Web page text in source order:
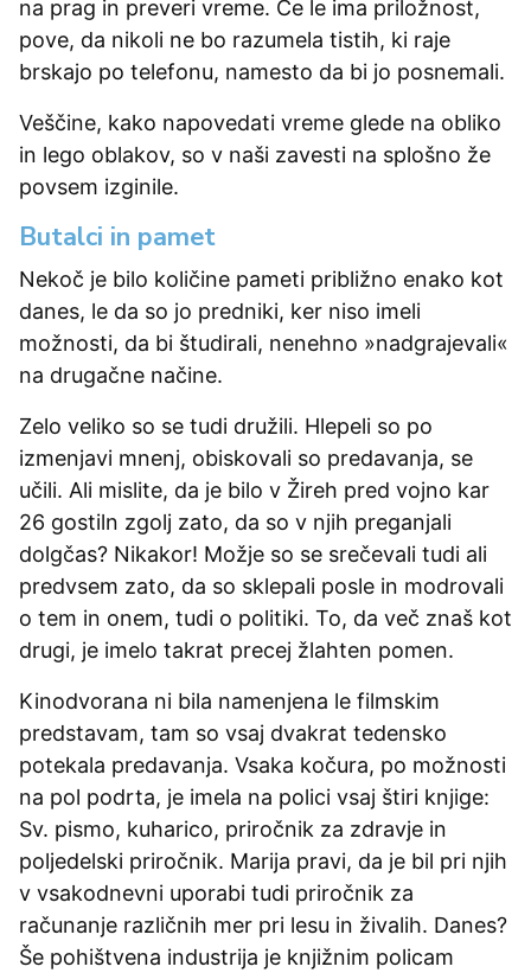
na prag in preveri vreme. Če le ima priložnost,
pove, da nikoli ne bo razumela tistih, ki raje
brskajo po telefonu, namesto da bi jo posnemali.
Veščine, kako napovedati vreme glede na obliko
in lego oblakov, so v naši zavesti na splošno že
povsem izginile.
Butalci in pamet
Nekoč je bilo količine pameti približno enako kot
danes, le da so jo predniki, ker niso imeli
možnosti, da bi študirali, nenehno »nadgrajevali«
na drugačne načine.
Zelo veliko so se tudi družili. Hlepeli so po
izmenjavi mnenj, obiskovali so predavanja, se
učili. Ali mislite, da je bilo v Žireh pred vojno kar
26 gostiln zgolj zato, da so v njih preganjali
dolgčas? Nikakor! Možje so se srečevali tudi ali
predvsem zato, da so sklepali posle in modrovali
o tem in onem, tudi o politiki. To, da več znaš kot
drugi, je imelo takrat precej žlahten pomen.
Kinodvorana ni bila namenjena le filmskim
predstavam, tam so vsaj dvakrat tedensko
potekala predavanja. Vsaka kočura, po možnosti
na pol podrta, je imela na polici vsaj štiri knjige:
Sv. pismo, kuharico, priročnik za zdravje in
poljedelski priročnik. Marija pravi, da je bil pri njih
v vsakodnevni uporabi tudi priročnik za
računanje različnih mer pri lesu in živalih. Danes?
Še pohištvena industrija je knjižnim policam